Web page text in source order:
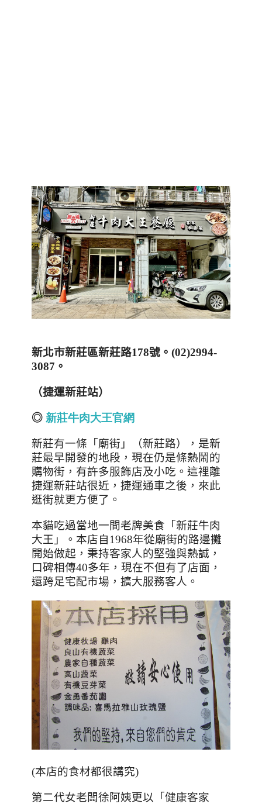
新北市新莊區新莊路178號。 (02)2994-
3087 。
（捷運新莊站）
◎ 新莊牛肉大王官網
新莊有一條「廟街」（新莊路），是新
莊最早開發的地段，現在仍是條熱鬧的
購物街，有許多服飾店及小吃。這裡離
捷運新莊站很近，捷運通車之後，來此
逛街就更方便了。
本貓吃過當地一間老牌美食「新莊牛肉
大王」。本店自1968年從廟街的路邊攤
開始做起，秉持客家人的堅強與熱誠，
口碑相傳40多年，現在不但有了店面，
還跨足宅配市場，擴大服務客人。
(本店的食材都很講究)
第二代女老闆徐阿姨更以「健康客家